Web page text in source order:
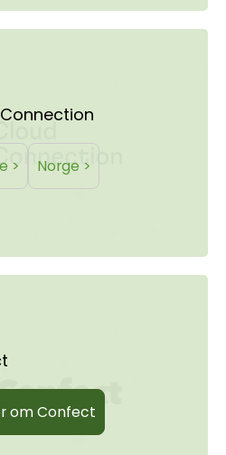
> Norge >
om Confect